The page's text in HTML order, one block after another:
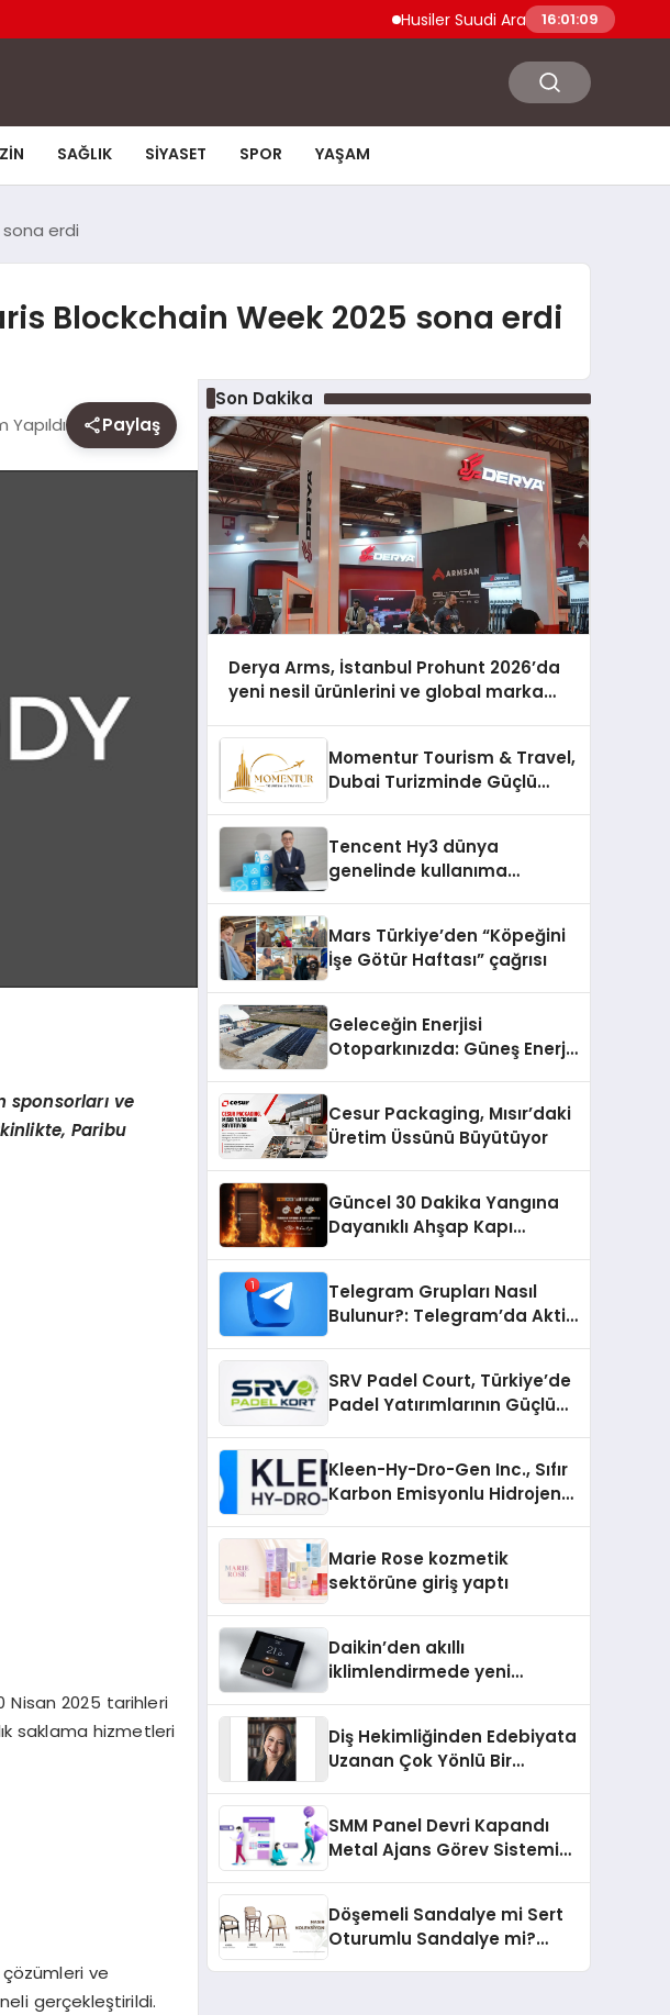
Husiler Suudi Arabistan Necran16:01:10
SAĞLIK SIYASET SPOR YAŞAM
sona erdi
Blockchain Week 2025 sona erdi
Yapıldı Paylaş
sponsorları ve
Paribu
Nisan 2025 tarihleri
saklama hizmetleri
ve
gerçekleştirildi.
Son Dakika
Derya Arms, İstanbul Prohunt 2026’da
yeni nesil ürünlerini ve global marka
Momentur Tourism & Travel,
Dubai Turizminde Güçlü
Tencent Hy3 dünya
genelinde kullanıma
Mars Türkiye’den “Köpeğini
İşe Götür Haftası” çağrısı
Geleceğin Enerjisi
Otoparkınızda: Güneş Enerjili
Cesur Packaging, Mısır’daki
Üretim Üssünü Büyütüyor
Güncel 30 Dakika Yangına
Dayanıklı Ahşap Kapı
Telegram Grupları Nasıl
Bulunur?: Telegram’da Aktif
SRV Padel Court, Türkiye’de
Padel Yatırımlarının Güçlü
Kleen-Hy-Dro-Gen Inc., Sıfır
Karbon Emisyonlu Hidrojen
Aldı
Marie Rose kozmetik
sektörüne giriş yaptı
Daikin’den akıllı
iklimlendirmede yeni
Diş Hekimliğinden Edebiyata
Uzanan Çok Yönlü Bir
SMM Panel Devri Kapandı
Metal Ajans Görev Sistemi
Döşemeli Sandalye mi Sert
Oturumlu Sandalye mi?